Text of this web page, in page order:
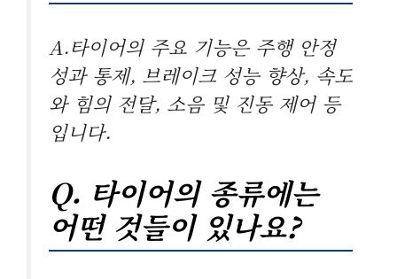
A.타이어의 주요 기능은 주행 안정
성과 통제, 브레이크 성능 향상, 속도
와 힘의 전달, 소음 및 진동 제어 등
입니다.
Q. 타이어의 종류에는
어떤 것들이 있나요?